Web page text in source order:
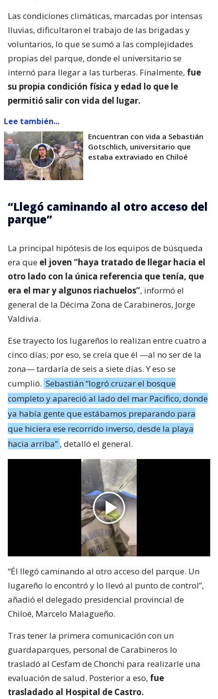
Las condiciones climáticas, marcadas por intensas
lluvias, dificultaron el trabajo de las brigadas y
voluntarios, lo que se sumó a las complejidades
propias del parque, donde el universitario se
internó para llegar a las turberas. Finalmente, fue
su propia condición física y edad lo que le
permitió salir con vida del lugar.
Lee también...
Encuentran con vida a Sebastián
Gotschlich, universitario que
estaba extraviado en Chiloé
“Llegó caminando al otro acceso del
parque”
La principal hipótesis de los equipos de búsqueda
era que el joven “haya tratado de llegar hacia el
otro lado con la única referencia que tenía, que
era el mar y algunos riachuelos”, informó el
general de la Décima Zona de Carabineros, Jorge
Valdivia.
Ese trayecto los lugareños lo realizan entre cuatro a
cinco días; por eso, se creía que él —al no ser de la
zona— tardaría de seis a siete días. Y eso se
cumplió. Sebastián “logró cruzar el bosque
completo y apareció al lado del mar Pacífico, donde
ya había gente que estábamos preparando para
que hiciera ese recorrido inverso, desde la playa
hacia arriba” , detalló el general.
“Él llegó caminando al otro acceso del parque. Un
lugareño lo encontró y lo llevó al punto de control”,
añadió el delegado presidencial provincial de
Chiloé, Marcelo Malagueño.
Tras tener la primera comunicación con un
guardaparques, personal de Carabineros lo
trasladó al Cesfam de Chonchi para realizarle una
evaluación de salud. Posterior a eso, fue
trasladado al Hospital de Castro.